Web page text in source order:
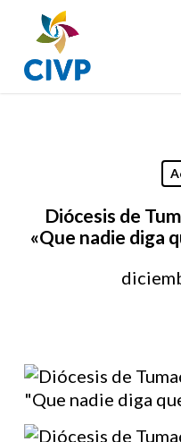
main
content
Diócesis de
«Que nadie diga